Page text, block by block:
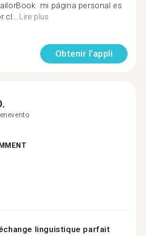
mi página personal es
Lire plus
Obtenir l'appli
linguistique parfait